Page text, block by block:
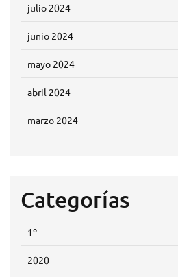
julio 2024
junio 2024
mayo 2024
abril 2024
marzo 2024
Categorías
1º
2020